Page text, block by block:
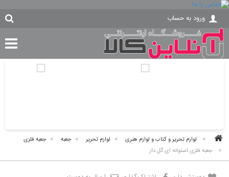
ورود به حساب
> لوازم تحریر و کتاب و لوازم هنری > لوازم تحریر > جعبه > جعبه فلزی
>
جعبه فلزی استوانه ای گل دار